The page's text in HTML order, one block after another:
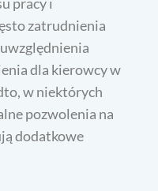
zatrudnienia
dla kierowcy w
w niektórych
pozwolenia na
dodatkowe